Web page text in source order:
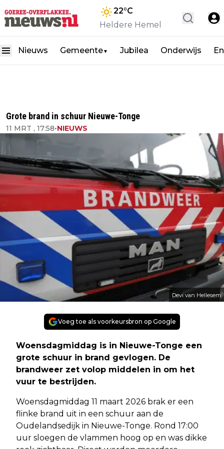
22°C
Heldere Hemel
Nieuws Gemeente▼ Jubilea Onderwijs
Grote brand in schuur Nieuwe-Tonge
11 MRT , 17:58•NIEUWS
Devi van Hellesem
Voeg toe als voorkeursbron op Google
Woensdagmiddag is in Nieuwe-Tonge een
grote schuur in brand gevlogen. De
brandweer zet volop middelen in om het
vuur te bestrijden.
Woensdagmiddag 11 maart 2026 brak er een
flinke brand uit in een schuur aan de
Oudelandsedijk in Nieuwe-Tonge. Rond 17:00
uur sloegen de vlammen hoog op en was dikke